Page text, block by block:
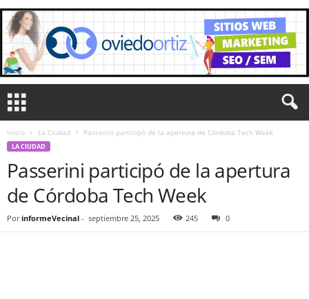
Inicio La Ciudad Passerini participó de la apertura de Córdoba Tech Week
LA CIUDAD
Passerini participó de la apertura
de Córdoba Tech Week
Por informeVecinal - septiembre 25, 2025 245 0